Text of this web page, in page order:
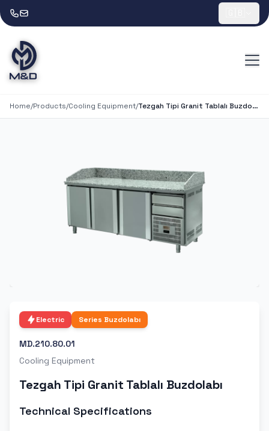
Home/Products/Cooling Equipment/ Tezgah Tipi Granit Tablalı Buzdolabı
Electric Series Buzdolabı
MD.210.80.01
Cooling Equipment
Tezgah Tipi Granit Tablalı Buzdolabı
Technical Specifications